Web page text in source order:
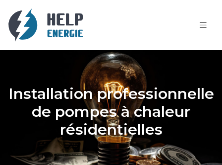
Installation professionnelle
de pompes à chaleur
résidentielles